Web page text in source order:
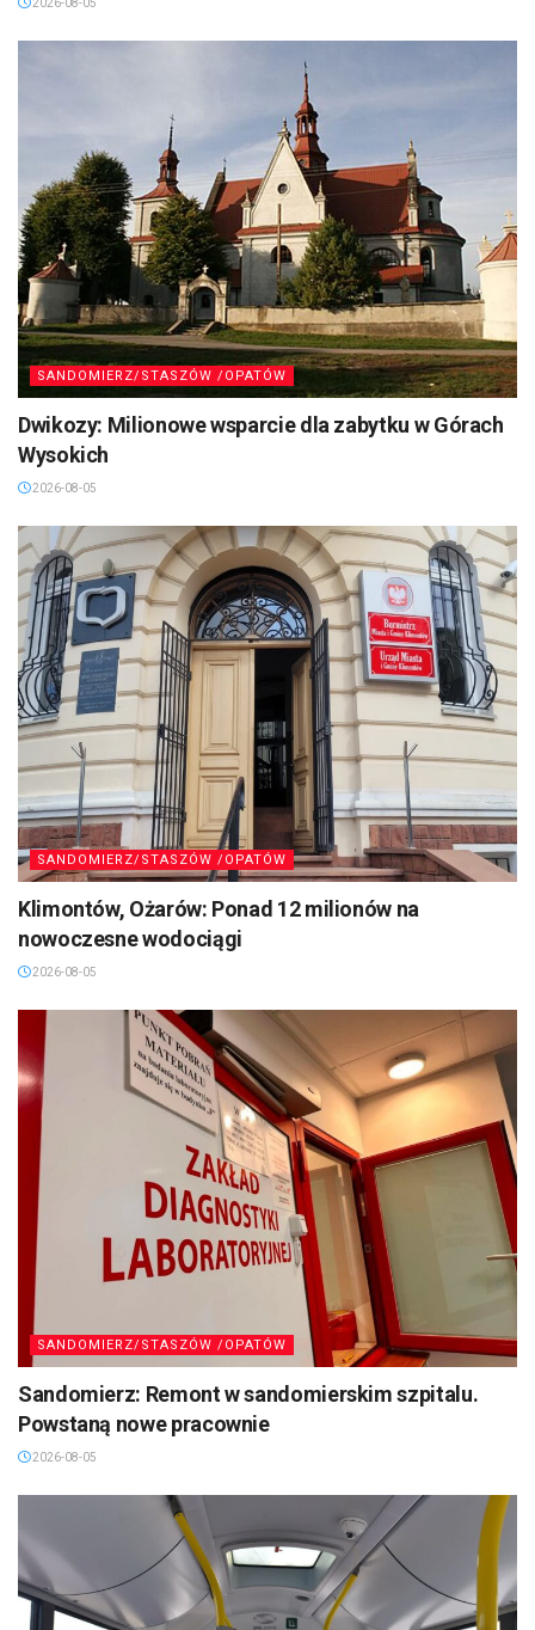
SANDOMIERZ/STASZÓW /OPATÓW
Dwikozy: Milionowe wsparcie dla zabytku w Górach
Wysokich
2026-08-05
SANDOMIERZ/STASZÓW /OPATÓW
Klimontów, Ożarów: Ponad 12 milionów na
nowoczesne wodociągi
2026-08-05
SANDOMIERZ/STASZÓW /OPATÓW
Sandomierz: Remont w sandomierskim szpitalu.
Powstaną nowe pracownie
2026-08-05